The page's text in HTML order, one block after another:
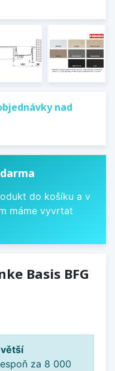
nad
do košíku a v
máme vyvrtat
Basis BFG
za 8 000